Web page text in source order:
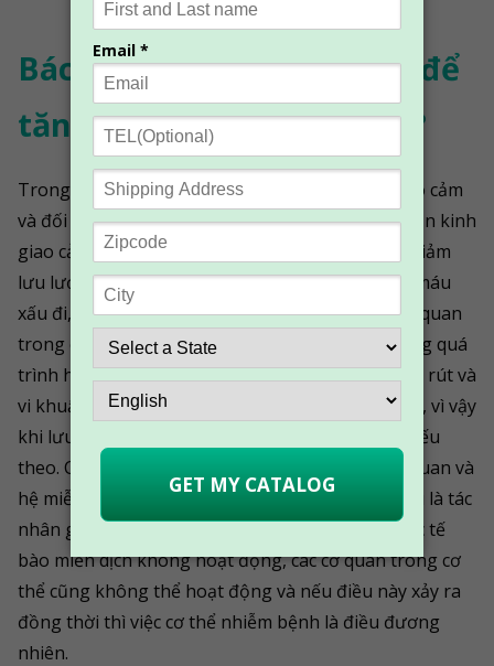
Bác sĩ Anbo- Làm thế nào để
tăng cường hệ miễn dịch?
Trong dây thần kinh tự chủ có dây thần kinh giao cảm
và đối giao cảm, khi chúng ta căng thẳng, dây thần kinh
giao cảm bị kích thích, mạch máu co lại, gây suy giảm
lưu lượng máu. Kết quả là chức năng tuần hoàn máu
xấu đi, máu không truyền đến được tất cả các cơ quan
trong cơ thể làm tăng áp lực lên các cơ quan trong quá
trình hoạt động. Các tế bào miễn dịch chống lại vi rút và
vi khuẩn tồn tại và hoạt động chủ yếu trong máu, vì vậy
khi lưu lượng máu giảm, hệ miễn dịch cũng suy yếu
theo. Có thể nói việc tăng gánh nặng lên các cơ quan và
hệ miễn dịch suy giảm do rối loạn tuần hoàn máu là tác
nhân gây ảnh hưởng đến tình trạng thể chất. Các tế
bào miễn dịch không hoạt động, các cơ quan trong cơ
thể cũng không thể hoạt động và nếu điều này xảy ra
đồng thời thì việc cơ thể nhiễm bệnh là điều đương
nhiên.